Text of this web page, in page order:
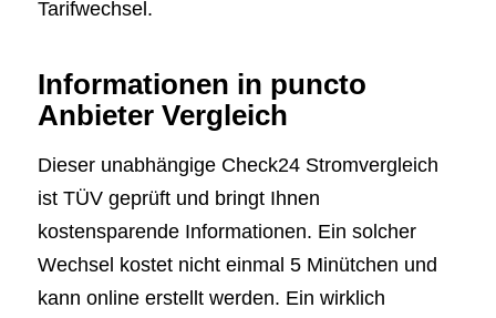
Tarifwechsel.
Informationen in puncto
Anbieter Vergleich
Dieser unabhängige Check24 Stromvergleich
ist TÜV geprüft und bringt Ihnen
kostensparende Informationen. Ein solcher
Wechsel kostet nicht einmal 5 Minütchen und
kann online erstellt werden. Ein wirklich